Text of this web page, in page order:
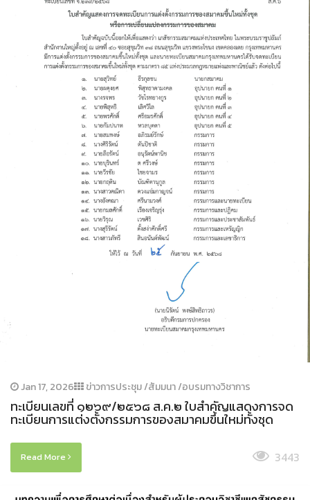
Jan 17, 2026 ข่าวการประชุม /สัมมนา /อบรมทางวิชาการ
ทะเบียนเลขที่ ๑๒๖๙/๒๕๖๘ ส.ค.๒ ใบสำคัญแสดงการจด
ทะเบียนการแต่งตั้งกรรมการของสมาคมขึ้นใหม่ทั้งชุด
Read More 3443